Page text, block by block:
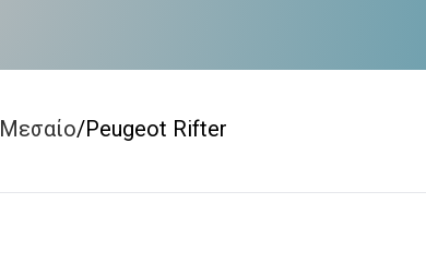
Μεσαίο/Peugeot Rifter